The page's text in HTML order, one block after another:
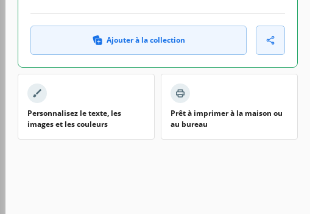
Ajouter à la collection
Personnalisez le texte, les
images et les couleurs
Prêt à imprimer à la maison ou
au bureau